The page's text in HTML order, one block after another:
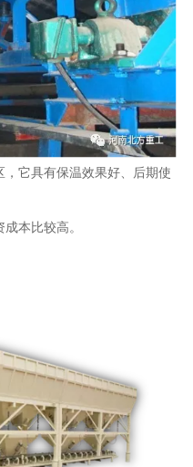
它具有保温效果好、后期使
本比较高。